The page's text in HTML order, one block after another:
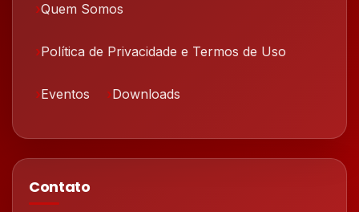
Quem Somos
Política de Privacidade e Termos de Uso
Eventos Downloads
Contato